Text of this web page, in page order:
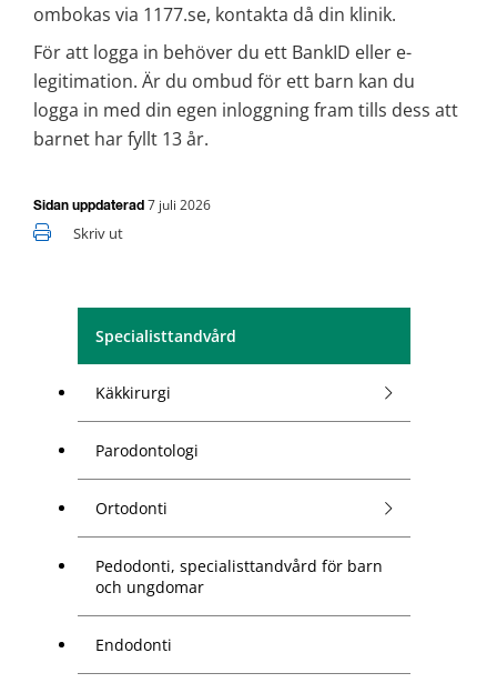
Specialisttandvård
Käkkirurgi
Parodontologi
Ortodonti
Pedodonti, specialisttandvård för barn
och ungdomar
Endodonti
ombokas via 1177.se, kontakta då din klinik.
För att logga in behöver du ett BankID eller e-
legitimation. Är du ombud för ett barn kan du
logga in med din egen inloggning fram tills dess att
barnet har fyllt 13 år.
Sidan uppdaterad 7 juli 2026
Skriv ut